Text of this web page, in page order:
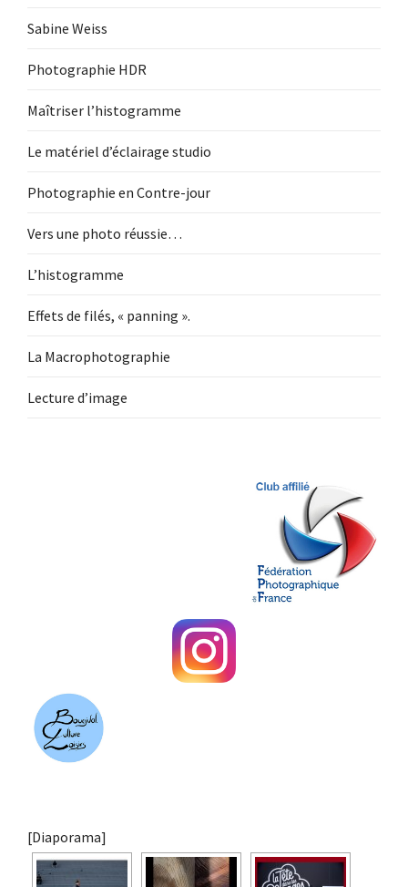
Sabine Weiss
Photographie HDR
Maîtriser l’histogramme
Le matériel d’éclairage studio
Photographie en Contre-jour
Vers une photo réussie…
L’histogramme
Effets de filés, « panning ».
La Macrophotographie
Lecture d’image
[Diaporama]